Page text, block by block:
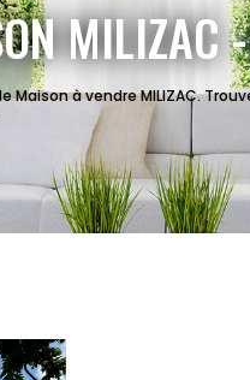
MILIZAC
à vendre MILIZAC.